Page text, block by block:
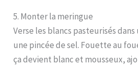
5. Monter la meringue
Verse les blancs pasteurisés
une pincée de sel. Fouette au
ça devient blanc et mousseux,